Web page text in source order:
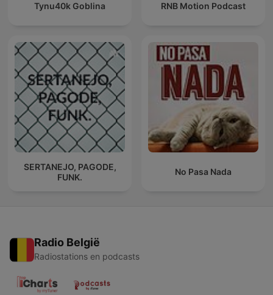
Tynu40k Goblina RNB Motion Podcast
SERTANEJO, PAGODE,
FUNK.
No Pasa Nada
Radio België
Radiostations en podcasts